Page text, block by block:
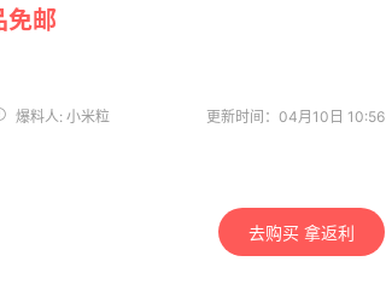
免邮
爆料人: 小米粒 更新时间：04月10日 10:56
去购买 拿返利